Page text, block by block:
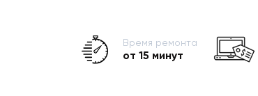
Время ремонта
от 15 минут